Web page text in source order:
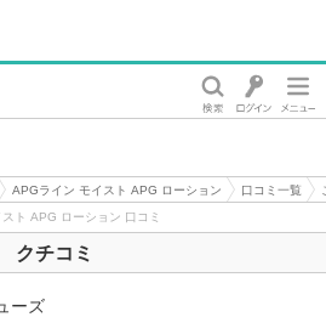
APGライン モイスト APG ローション 口コミ一覧
ト APG ローション 口コミ
クチコミ
ーズ